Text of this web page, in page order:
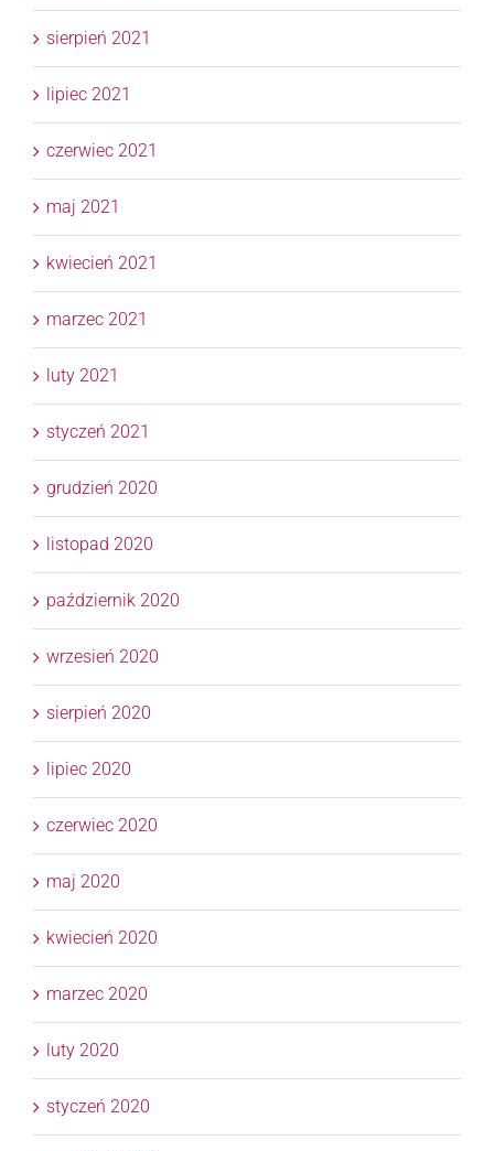
sierpień 2021
lipiec 2021
czerwiec 2021
maj 2021
kwiecień 2021
marzec 2021
luty 2021
styczeń 2021
grudzień 2020
listopad 2020
październik 2020
wrzesień 2020
sierpień 2020
lipiec 2020
czerwiec 2020
maj 2020
kwiecień 2020
marzec 2020
luty 2020
styczeń 2020